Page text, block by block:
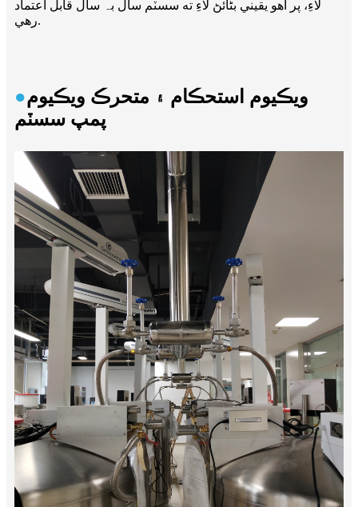
لاءِ، پر اهو يقيني بڻائڻ لاءِ ته سسٽم سال بہ سال قابل اعتماد
رهي.
●ويڪيوم استحڪام ۽ متحرڪ ويڪيوم
پمپ سسٽم